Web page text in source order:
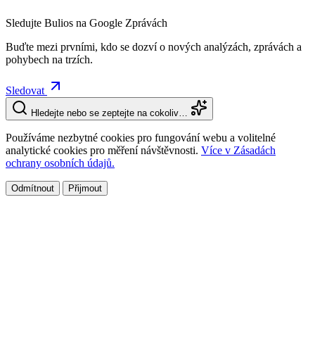
Sledujte Bulios na Google Zprávách
Buďte mezi prvními, kdo se dozví o nových analýzách, zprávách a
pohybech na trzích.
Sledovat
Hledejte nebo se zeptejte na cokoliv…
Používáme nezbytné cookies pro fungování webu a volitelné
analytické cookies pro měření návštěvnosti. Více v Zásadách
ochrany osobních údajů.
Odmítnout Přijmout